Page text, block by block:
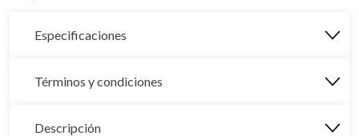
Especificaciones
Términos y condiciones
Descripción